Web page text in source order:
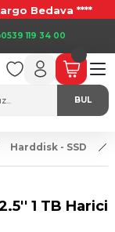
Bedava ****
0539 119 34 00
BUL
Harddisk - SSD
1 TB Harici